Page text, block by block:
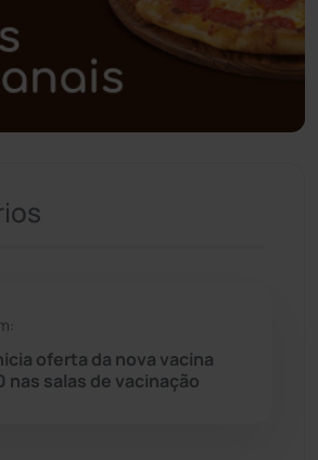
(27)
(03)
Qu... (125)
oferta da nova vacina
nas salas de vacinação